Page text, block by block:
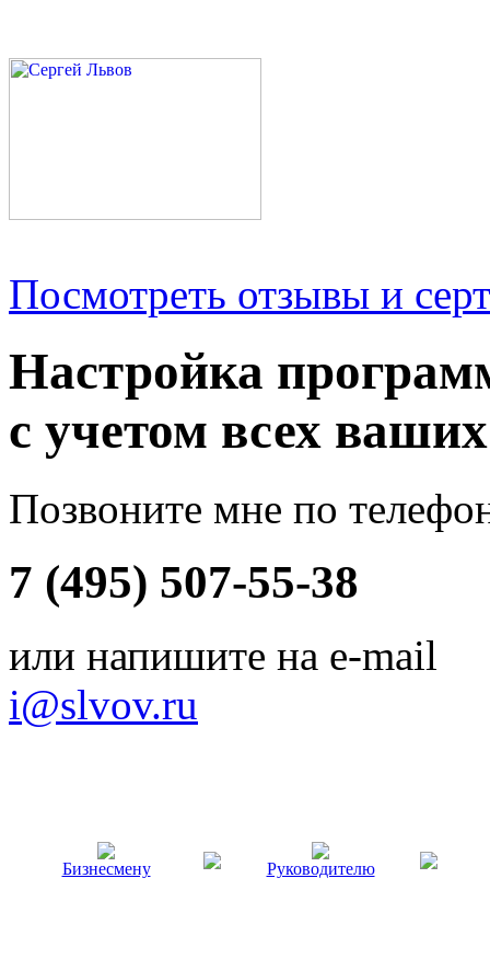
Посмотреть отзывы и
Настройка
с учетом всех
Позвоните мне по
7 (495) 507-55-38
или напишите на e-mail
i@slvov.ru
Бизнесмену Руководителю